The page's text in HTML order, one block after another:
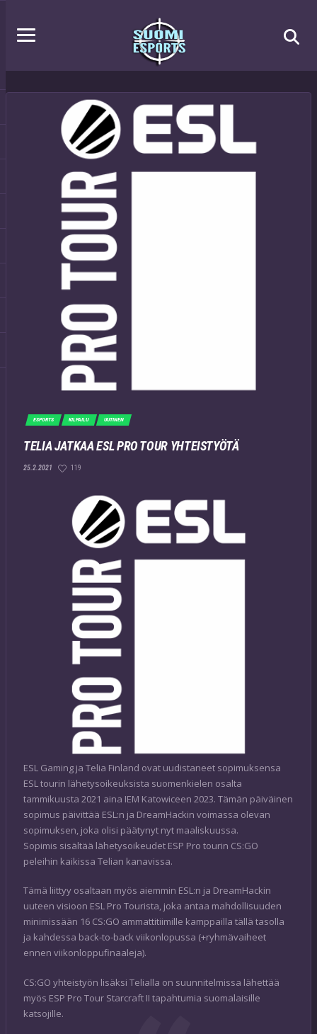
ESPORTS KILPAILU UUTINEN
TELIA JATKAA ESL PRO TOUR YHTEISTYÖTÄ
25.2.2021 119
ESL Gaming ja Telia Finland ovat uudistaneet sopimuksensa
ESL tourin lähetysoikeuksista suomenkielen osalta
tammikuusta 2021 aina IEM Katowiceen 2023. Tämän päiväinen
sopimus päivittää ESL:n ja DreamHackin voimassa olevan
sopimuksen, joka olisi päätynyt nyt maaliskuussa.
Sopimis sisältää lähetysoikeudet ESP Pro tourin CS:GO
peleihin kaikissa Telian kanavissa.
Tämä liittyy osaltaan myös aiemmin ESL:n ja DreamHackin
uuteen visioon ESL Pro Tourista, joka antaa mahdollisuuden
minimissään 16 CS:GO ammattitiimille kamppailla tällä tasolla
ja kahdessa back-to-back viikonlopussa (+ryhmävaiheet
ennen viikonloppufinaaleja).
CS:GO yhteistyön lisäksi Telialla on suunnitelmissa lähettää
myös ESP Pro Tour Starcraft II tapahtumia suomalaisille
katsojille.